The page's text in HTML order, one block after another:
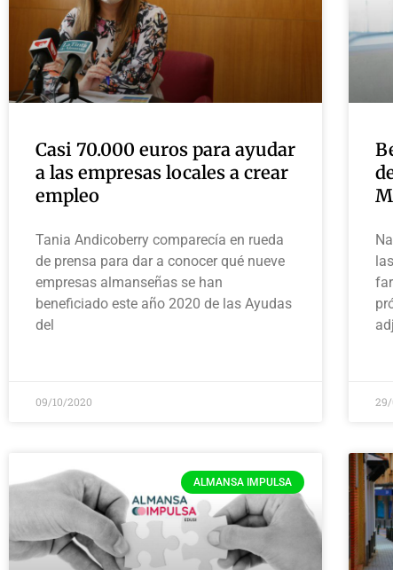
Casi 70.000 euros para ayudar
a las empresas locales a crear
empleo
Tania Andicoberry comparecía en rueda
de prensa para dar a conocer qué nueve
empresas almanseñas se han
beneficiado este año 2020 de las Ayudas
del
09/10/2020
ALMANSA IMPULSA